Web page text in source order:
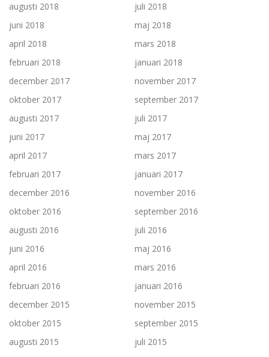
augusti 2018
juli 2018
juni 2018
maj 2018
april 2018
mars 2018
februari 2018
januari 2018
december 2017
november 2017
oktober 2017
september 2017
augusti 2017
juli 2017
juni 2017
maj 2017
april 2017
mars 2017
februari 2017
januari 2017
december 2016
november 2016
oktober 2016
september 2016
augusti 2016
juli 2016
juni 2016
maj 2016
april 2016
mars 2016
februari 2016
januari 2016
december 2015
november 2015
oktober 2015
september 2015
augusti 2015
juli 2015